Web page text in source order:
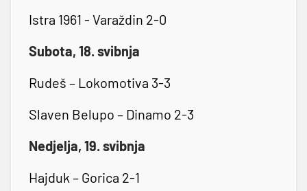
Istra 1961 - Varaždin 2-0
Subota, 18. svibnja
Rudeš – Lokomotiva 3-3
Slaven Belupo – Dinamo 2-3
Nedjelja, 19. svibnja
Hajduk – Gorica 2-1